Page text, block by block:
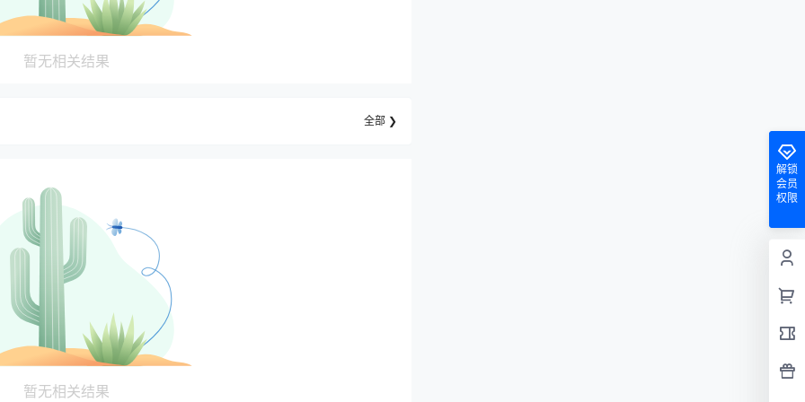
暂无相关结果
全部 ❯
暂无相关结果
解锁
会员
权限